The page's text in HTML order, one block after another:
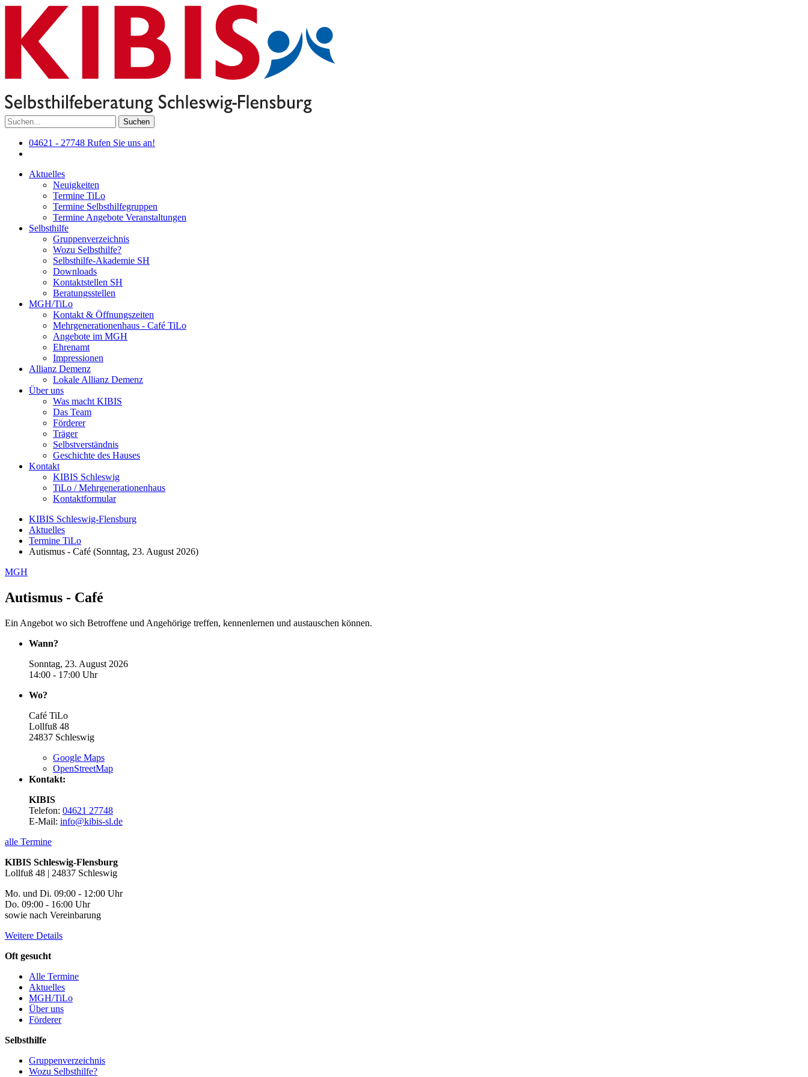
Suchen
04621 - 27748 Rufen Sie uns an!
Aktuelles
Neuigkeiten
Termine TiLo
Termine Selbsthilfegruppen
Termine Angebote Veranstaltungen
Selbsthilfe
Gruppenverzeichnis
Wozu Selbsthilfe?
Selbsthilfe-Akademie SH
Downloads
Kontaktstellen SH
Beratungsstellen
MGH/TiLo
Kontakt & Öffnungszeiten
Mehrgenerationenhaus - Café TiLo
Angebote im MGH
Ehrenamt
Impressionen
Allianz Demenz
Lokale Allianz Demenz
Über uns
Was macht KIBIS
Das Team
Förderer
Träger
Selbstverständnis
Geschichte des Hauses
Kontakt
KIBIS Schleswig
TiLo / Mehrgenerationenhaus
Kontaktformular
KIBIS Schleswig-Flensburg
Aktuelles
Termine TiLo
Autismus - Café (Sonntag, 23. August 2026)
MGH
Autismus - Café
Ein Angebot wo sich Betroffene und Angehörige treffen, kennenlernen und austauschen können.
Wann?
Sonntag, 23. August 2026
14:00 - 17:00 Uhr
Wo?
Café TiLo
Lollfuß 48
24837 Schleswig
Google Maps
OpenStreetMap
Kontakt:
KIBIS
Telefon: 04621 27748
E-Mail: info@kibis-sl.de
alle Termine
KIBIS Schleswig-Flensburg
Lollfuß 48 | 24837 Schleswig
Mo. und Di. 09:00 - 12:00 Uhr
Do. 09:00 - 16:00 Uhr
sowie nach Vereinbarung
Weitere Details
Oft gesucht
Alle Termine
Aktuelles
MGH/TiLo
Über uns
Förderer
Selbsthilfe
Gruppenverzeichnis
Wozu Selbsthilfe?